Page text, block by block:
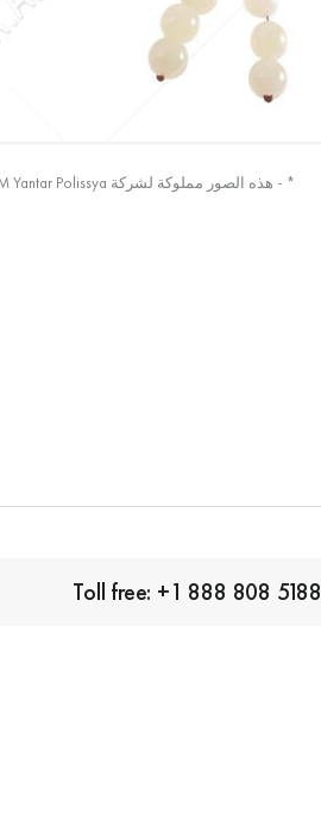
* - هذه الصور مملوكة لشركة TM Yantar Polissya وتم التقاطها من الصورة الأصلية
Toll free: +1 888 808 5188